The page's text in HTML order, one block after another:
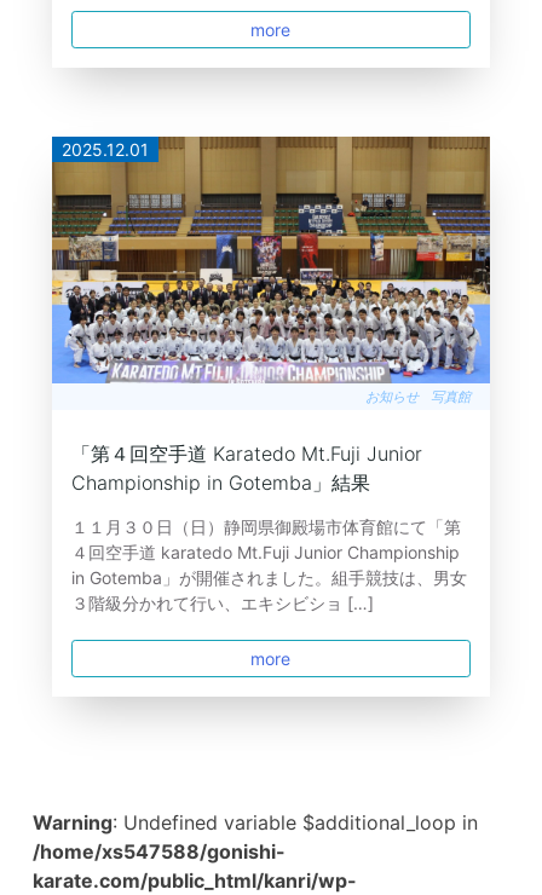
more
2025.12.01
お知らせ 写真館
「第４回空手道 Karatedo Mt.Fuji Junior
Championship in Gotemba」結果
１１月３０日（日）静岡県御殿場市体育館にて「第
４回空手道 karatedo Mt.Fuji Junior Championship
in Gotemba」が開催されました。組手競技は、男女
３階級分かれて行い、エキシビショ […]
more
Warning: Undefined variable $additional_loop in
/home/xs547588/gonishi-
karate.com/public_html/kanri/wp-